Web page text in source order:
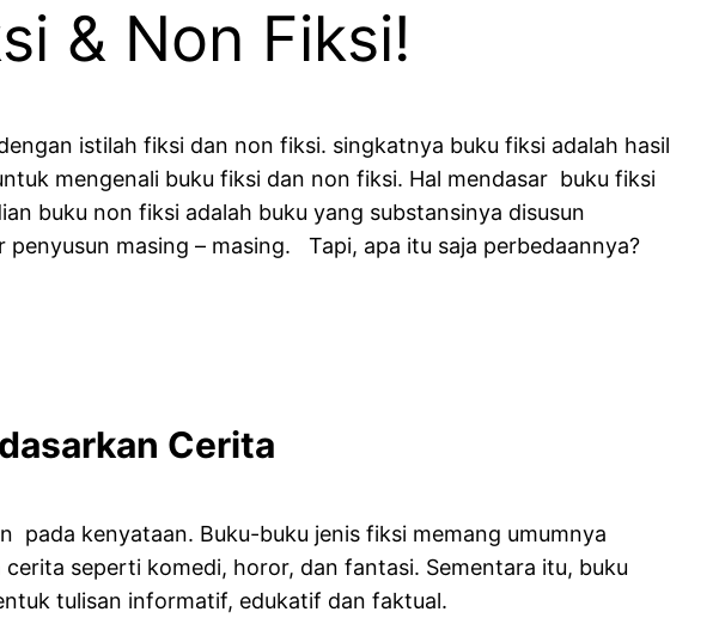
& Non Fiksi!
istilah fiksi dan non fiksi. singkatnya buku fiksi adalah hasil
mengenali buku fiksi dan non fiksi. Hal mendasar buku fiksi
buku non fiksi adalah buku yang substansinya disusun
masing – masing. Tapi, apa itu saja perbedaannya?
Cerita
pada kenyataan. Buku-buku jenis fiksi memang umumnya
seperti komedi, horor, dan fantasi. Sementara itu, buku
tulisan informatif, edukatif dan faktual.